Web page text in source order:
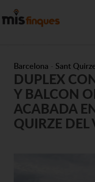
Barcelona Sant
DUPLEX
Y BALCON
ACABADA
QUIRZE DEL